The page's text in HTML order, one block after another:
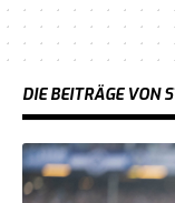
DIE BEITRÄGE VON